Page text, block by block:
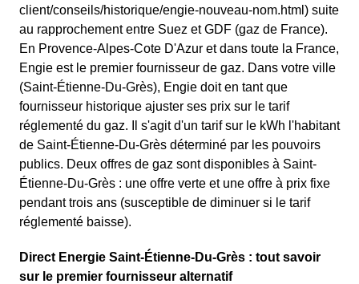
client/conseils/historique/engie-nouveau-nom.html) suite
au rapprochement entre Suez et GDF (gaz de France).
En Provence-Alpes-Cote D'Azur et dans toute la France,
Engie est le premier fournisseur de gaz. Dans votre ville
(Saint-Étienne-Du-Grès), Engie doit en tant que
fournisseur historique ajuster ses prix sur le tarif
réglementé du gaz. Il s'agit d'un tarif sur le kWh l'habitant
de Saint-Étienne-Du-Grès déterminé par les pouvoirs
publics. Deux offres de gaz sont disponibles à Saint-
Étienne-Du-Grès : une offre verte et une offre à prix fixe
pendant trois ans (susceptible de diminuer si le tarif
réglementé baisse).
Direct Energie Saint-Étienne-Du-Grès : tout savoir
sur le premier fournisseur alternatif